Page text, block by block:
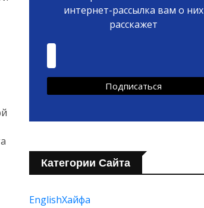
интернет-рассылка вам о них
расскажет
Категории Сайта
EnglishХайфа